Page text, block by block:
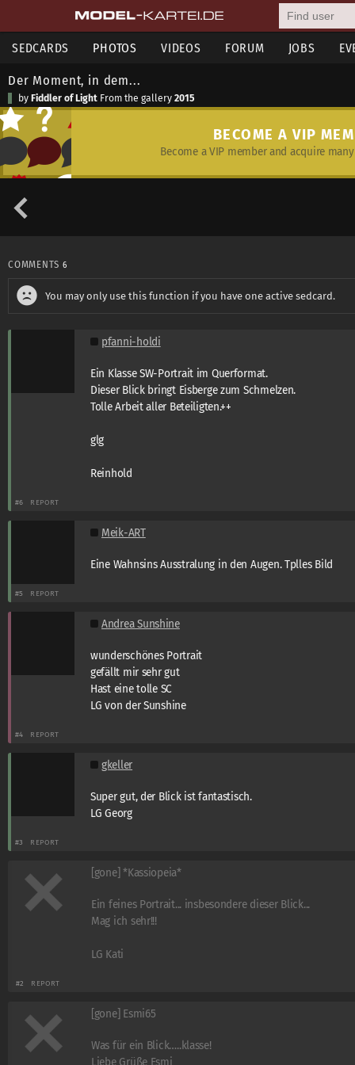
SEDCARDS PHOTOS VIDEOS FORUM JOBS
Der Moment, in dem...
by Fiddler of Light From the gallery 2015
BECOME A VIP
Become a VIP member and acquire
COMMENTS 6
You may only use this function if you have one active sedcard.
pfanni-holdi
Ein Klasse SW-Portrait im Querformat.
Dieser Blick bringt Eisberge zum Schmelzen.
Tolle Arbeit aller Beteiligten.++
glg
Reinhold
#6 REPORT
Meik-ART
Eine Wahnsins Ausstralung in den Augen. Tplles Bild
#5 REPORT
Andrea Sunshine
wunderschönes Portrait
gefällt mir sehr gut
Hast eine tolle SC
LG von der Sunshine
#4 REPORT
gkeller
Super gut, der Blick ist fantastisch.
LG Georg
#3 REPORT
[gone] *Kassiopeia*
Ein feines Portrait... insbesondere dieser Blick...
Mag ich sehr!!!
LG Kati
#2 REPORT
[gone] Esmi65
Was für ein Blick…..klasse!
Liebe Grüße Esmi